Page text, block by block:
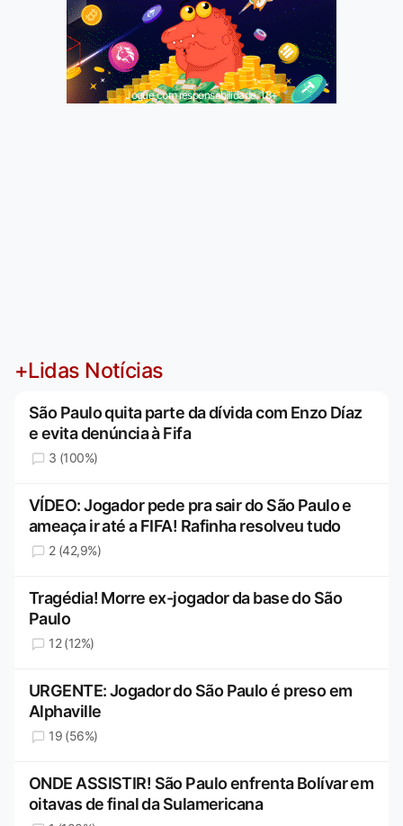
Jogue com responsabilidade. 18+
+Lidas Notícias
São Paulo quita parte da dívida com Enzo Díaz
e evita denúncia à Fifa
3 (100%)
VÍDEO: Jogador pede pra sair do São Paulo e
ameaça ir até a FIFA! Rafinha resolveu tudo
2 (42,9%)
Tragédia! Morre ex-jogador da base do São
Paulo
12 (12%)
URGENTE: Jogador do São Paulo é preso em
Alphaville
19 (56%)
ONDE ASSISTIR! São Paulo enfrenta Bolívar em
oitavas de final da Sulamericana